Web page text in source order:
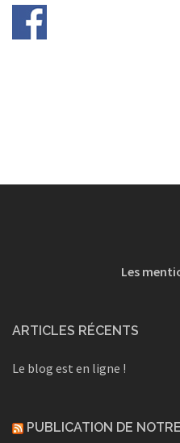
Les
ARTICLES RÉCENTS
Le blog est en ligne !
PUBLICATION DE